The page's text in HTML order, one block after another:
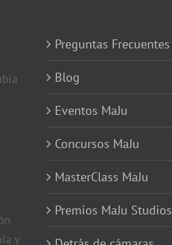
y
Preguntas Frecuentes
Blog
Eventos MaJu
Concursos MaJu
MasterClass MaJu
Premios MaJu Studios